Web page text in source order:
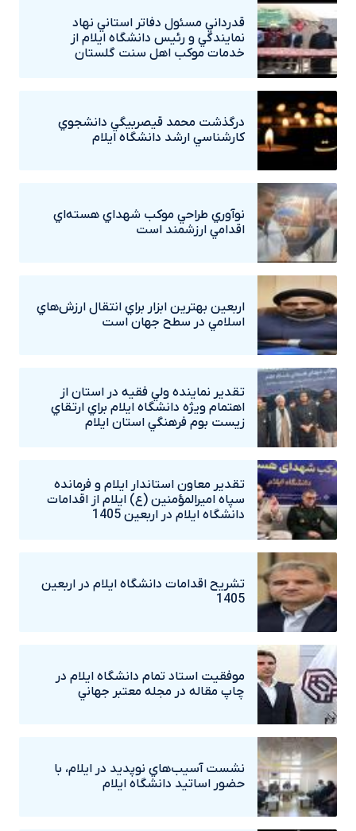
قدرداني مسئول دفاتر استاني نهاد
نمايندگي و رئيس دانشگاه ايلام از
خدمات موکب اهل سنت گلستان
درگذشت محمد قيصربيگي دانشجوي
کارشناسي ارشد دانشگاه ايلام
نوآوري طراحي موکب شهداي هسته‌اي
اقدامي ارزشمند است
اربعين بهترين ابزار براي انتقال ارزش‌هاي
اسلامي در سطح جهان است
تقدير نماينده ولي فقيه در استان از
اهتمام ويژه دانشگاه‌ ايلام براي ارتقاي
زيست بوم فرهنگي استان ايلام
تقدير معاون استاندار ايلام و فرمانده
سپاه اميرالمؤمنين (ع) ايلام از اقدامات
دانشگاه ايلام در اربعين 1405
تشريح اقدامات دانشگاه ايلام در اربعين
1405
موفقيت استاد تمام دانشگاه ايلام در
چاپ مقاله در مجله معتبر جهاني
نشست آسيب‌هاي نوپديد در ايلام، با
حضور اساتيد دانشگاه ايلام